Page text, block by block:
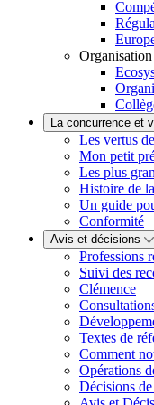
Organisation
La concurrence et
Les vertus
Mon petit
Les plus
Histoire de
Un guide
Conformité
Avis et décisions
Professions
Suivi des
Clémence
Textes de
Comment
Opérations
Décisions